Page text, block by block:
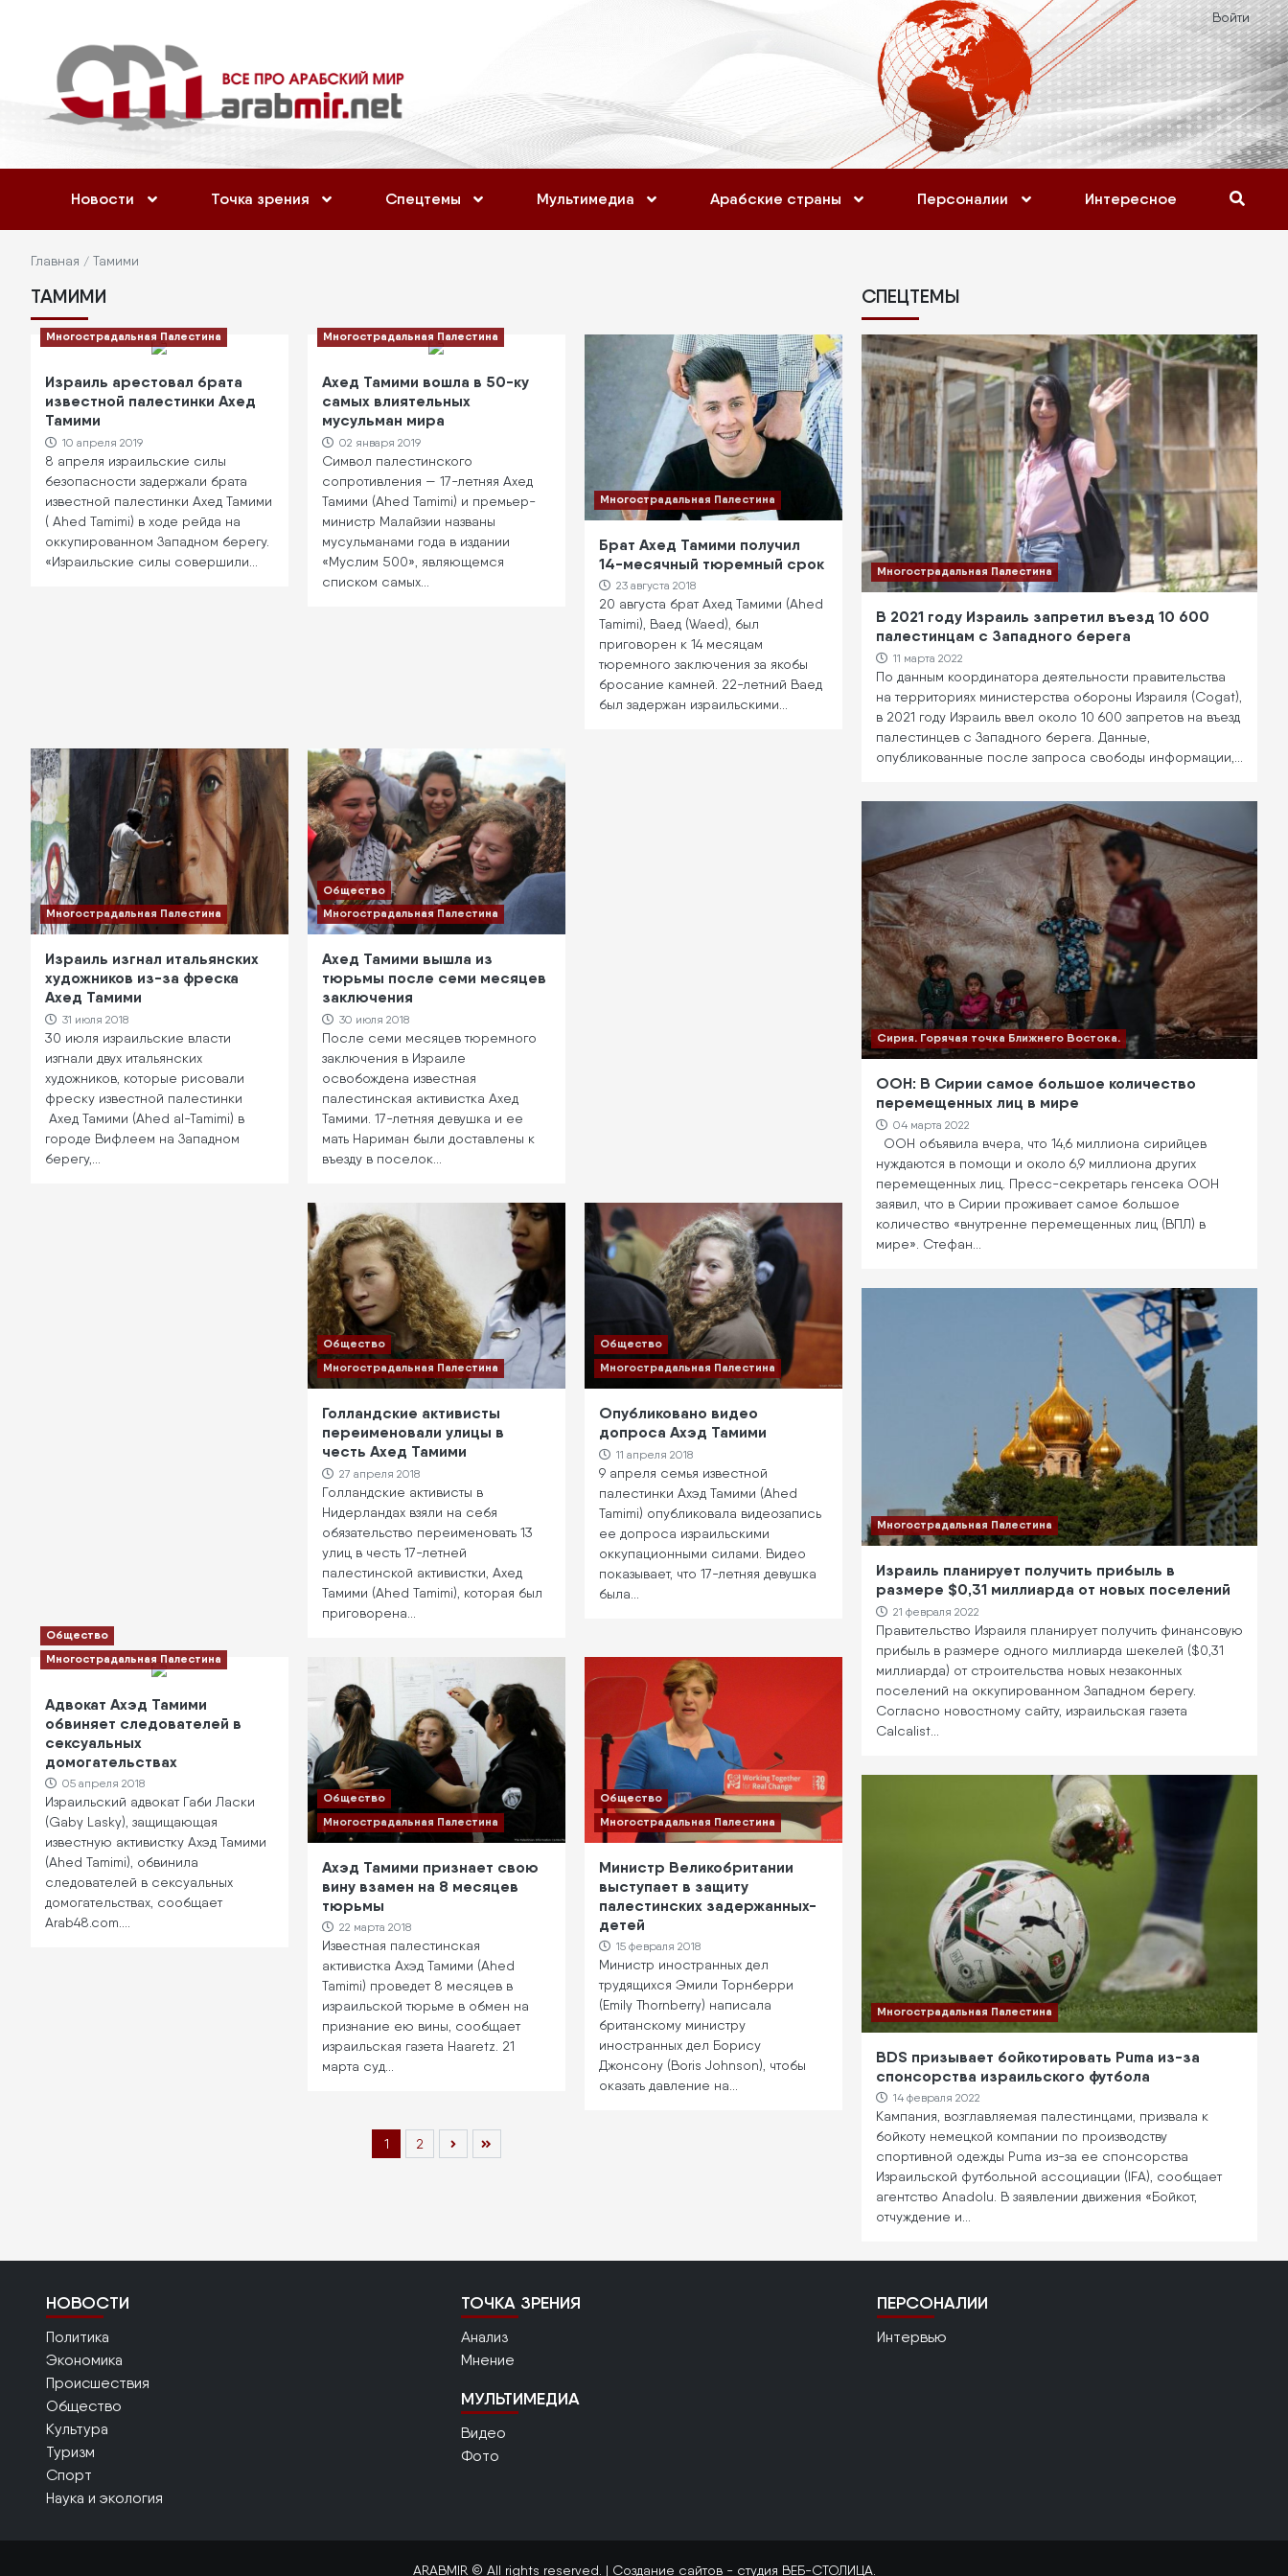
основному
содержанию
учётной
записи
пользователя
Войти
Новости Точка зрения Спецтемы Мультимедиа Арабские страны Персоналии Интересное
Строка
навигации
Главная Тамими
ТАМИМИ
Многострадальная Палестина
Израиль арестовал брата
известной палестинки Ахед
Тамими
10 апреля 2019
8 апреля израильские силы
безопасности задержали брата
известной палестинки Ахед Тамими
( Ahed Tamimi) в ходе рейда на
оккупированном Западном берегу.
«Израильские силы совершили…
Многострадальная Палестина
Ахед Тамими вошла в 50-ку
самых влиятельных
мусульман мира
02 января 2019
Символ палестинского
сопротивления — 17-летняя Ахед
Тамими (Ahed Tamimi) и премьер-
министр Малайзии названы
мусульманами года в издании
«Муслим 500», являющемся
списком самых…
Многострадальная Палестина
Брат Ахед Тамими получил
14-месячный тюремный срок
23 августа 2018
20 августа брат Ахед Тамими (Ahed
Tamimi), Ваед (Waed), был
приговорен к 14 месяцам
тюремного заключения за якобы
бросание камней. 22-летний Ваед
был задержан израильскими…
Многострадальная Палестина
Израиль изгнал итальянских
художников из-за фреска
Ахед Тамими
31 июля 2018
30 июля израильские власти
изгнали двух итальянских
художников, которые рисовали
фреску известной палестинки
Ахед Тамими (Ahed al-Tamimi) в
городе Вифлеем на Западном
берегу,…
Общество
Многострадальная Палестина
Ахед Тамими вышла из
тюрьмы после семи месяцев
заключения
30 июля 2018
После семи месяцев тюремного
заключения в Израиле
освобождена известная
палестинская активистка Ахед
Тамими. 17-летняя девушка и ее
мать Нариман были доставлены к
въезду в поселок…
Общество
Многострадальная Палестина
Голландские активисты
переименовали улицы в
честь Ахед Тамими
27 апреля 2018
Голландские активисты в
Нидерландах взяли на себя
обязательство переименовать 13
улиц в честь 17-летней
палестинской активистки, Ахед
Тамими (Ahed Tamimi), которая был
приговорена…
Общество
Многострадальная Палестина
Опубликовано видео
допроса Ахэд Тамими
11 апреля 2018
9 апреля семья известной
палестинки Ахэд Тамими (Ahed
Tamimi) опубликовала видеозапись
ее допроса израильскими
оккупационными силами. Видео
показывает, что 17-летняя девушка
была…
Общество
Многострадальная Палестина
Адвокат Ахэд Тамими
обвиняет следователей в
сексуальных
домогательствах
05 апреля 2018
Израильский адвокат Габи Ласки
(Gaby Lasky), защищающая
известную активистку Ахэд Тамими
(Ahed Tamimi), обвинила
следователей в сексуальных
домогательствах, сообщает
Arab48.com.…
Общество
Многострадальная Палестина
Ахэд Тамими признает свою
вину взамен на 8 месяцев
тюрьмы
22 марта 2018
Известная палестинская
активистка Ахэд Тамими (Ahed
Tamimi) проведет 8 месяцев в
израильской тюрьме в обмен на
признание ею вины, сообщает
израильская газета Haaretz. 21
марта суд…
Общество
Многострадальная Палестина
Министр Великобритании
выступает в защиту
палестинских задержанных-
детей
15 февраля 2018
Министр иностранных дел
трудящихся Эмили Торнберри
(Emily Thornberry) написала
британскому министру
иностранных дел Борису
Джонсону (Boris Johnson), чтобы
оказать давление на…
Текущая
1 Page
2
СПЕЦТЕМЫ
Многострадальная Палестина
В 2021 году Израиль запретил въезд 10 600
палестинцам с Западного берега
11 марта 2022
По данным координатора деятельности правительства
на территориях министерства обороны Израиля (Cogat),
в 2021 году Израиль ввел около 10 600 запретов на въезд
палестинцев с Западного берега. Данные,
опубликованные после запроса свободы информации,…
Сирия. Горячая точка Ближнего Востока.
ООН: В Сирии самое большое количество
перемещенных лиц в мире
04 марта 2022
ООН объявила вчера, что 14,6 миллиона сирийцев
нуждаются в помощи и около 6,9 миллиона других
перемещенных лиц. Пресс-секретарь генсека ООН
заявил, что в Сирии проживает самое большое
количество «внутренне перемещенных лиц (ВПЛ) в
мире». Стефан…
Многострадальная Палестина
Израиль планирует получить прибыль в
размере $0,31 миллиарда от новых поселений
21 февраля 2022
Правительство Израиля планирует получить финансовую
прибыль в размере одного миллиарда шекелей ($0,31
миллиарда) от строительства новых незаконных
поселений на оккупированном Западном берегу.
Согласно новостному сайту, израильская газета
Calcalist…
Многострадальная Палестина
BDS призывает бойкотировать Puma из-за
спонсорства израильского футбола
14 февраля 2022
Кампания, возглавляемая палестинцами, призвала к
бойкоту немецкой компании по производству
спортивной одежды Puma из-за ее спонсорства
Израильской футбольной ассоциации (IFA), сообщает
агентство Anadolu. В заявлении движения «Бойкот,
отчуждение и…
НОВОСТИ
Политика
Экономика
Происшествия
Общество
Культура
Туризм
Спорт
Наука и экология
ТОЧКА ЗРЕНИЯ
Анализ
Мнение
МУЛЬТИМЕДИА
Видео
Фото
ПЕРСОНАЛИИ
Интервью
ARABMIR © All rights reserved. | Создание сайтов- студия ВЕБ-СТОЛИЦА.